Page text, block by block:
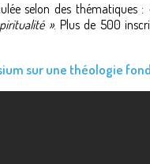
selon des thématiques :
». Plus de 500
sur une théologie